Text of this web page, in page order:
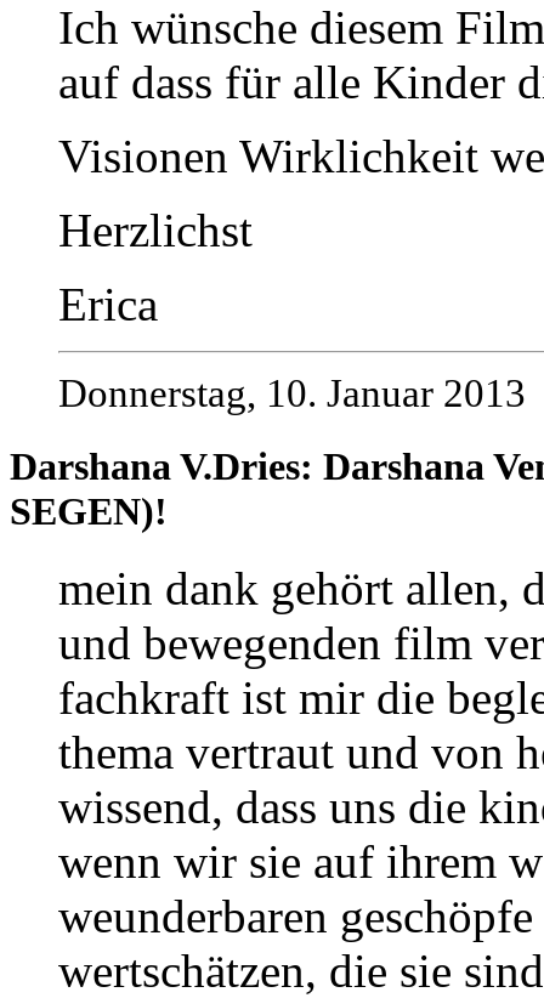
Ich wünsche diesem
auf dass für alle Kinder
Visionen Wirklichkeit
Herzlichst
Erica
Donnerstag, 10. Januar 2013
Darshana V.Dries: Darshana
SEGEN)!
mein dank gehört allen,
und bewegenden film
fachkraft ist mir die
thema vertraut und von
wissend, dass uns die
wenn wir sie auf ihrem
weunderbaren
wertschätzen, die sie